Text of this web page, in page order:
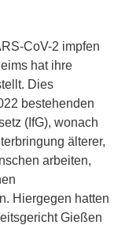
CoV-2 impfen
hat ihre
Dies
bestehenden
(IfG), wonach
älterer,
arbeiten,
Hiergegen hatten
Gießen